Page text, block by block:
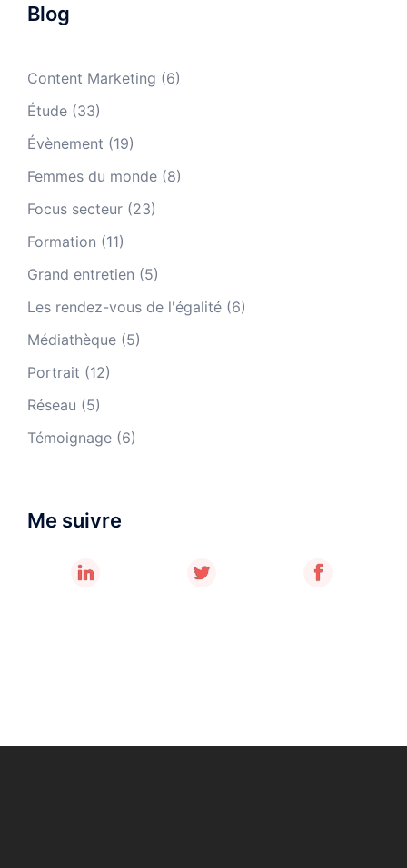
Blog
Content Marketing (6)
Étude (33)
Évènement (19)
Femmes du monde (8)
Focus secteur (23)
Formation (11)
Grand entretien (5)
Les rendez-vous de l'égalité (6)
Médiathèque (5)
Portrait (12)
Réseau (5)
Témoignage (6)
Me suivre